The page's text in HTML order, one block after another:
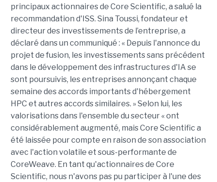
principaux actionnaires de Core Scientific, a salué la
recommandation d'ISS. Sina Toussi, fondateur et
directeur des investissements de l’entreprise, a
déclaré dans un communiqué : « Depuis l'annonce du
projet de fusion, les investissements sans précédent
dans le développement des infrastructures d'IA se
sont poursuivis, les entreprises annonçant chaque
semaine des accords importants d'hébergement
HPC et autres accords similaires. » Selon lui, les
valorisations dans l'ensemble du secteur « ont
considérablement augmenté, maisCore Scientific a
été laissée pour compte en raison de son association
avec l'action volatile et sous-performante de
CoreWeave. En tant qu'actionnaires de Core
Scientific, nous n'avons pas pu participer à l'une des